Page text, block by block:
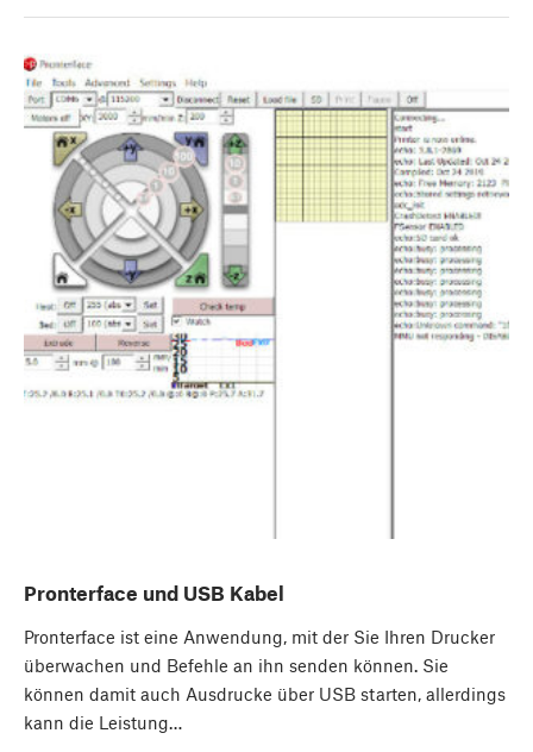
Pronterface und USB Kabel
Pronterface ist eine Anwendung, mit der Sie Ihren Drucker
überwachen und Befehle an ihn senden können. Sie
können damit auch Ausdrucke über USB starten, allerdings
kann die Leistung…